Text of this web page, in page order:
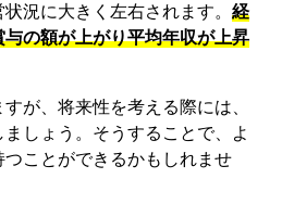
況に大きく左右されます。 経
の額が上がり平均年収が上昇
が、将来性を考える際には、
しょう。そうすることで、よ
ことができるかもしれませ